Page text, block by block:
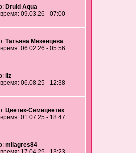
Druid Aqua
09.03.26 - 07:00
Татьяна Мезенцева
06.02.26 - 05:56
liz
06.08.25 - 12:38
Цветик-Семицветик
01.07.25 - 18:47
milagres84